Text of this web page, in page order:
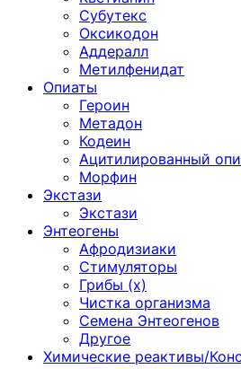
Субутекс
Оксикодон
Аддералл
Метилфенидат
Опиаты
Героин
Метадон
Кодеин
Ацитилированный
Морфин
Экстази
Экстази
Энтеогены
Афродизиаки
Стимуляторы
Грибы (х)
Чистка организма
Семена Энтеогенов
Другое
Химические реактивы/